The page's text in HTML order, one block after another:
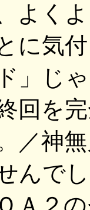
よく
に気
」じ
回を
／神
んで